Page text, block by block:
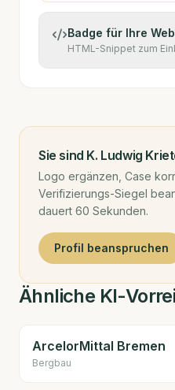
Badge für Ihre
HTML-Snippet zum
Sie sind K. Ludwig
Logo ergänzen, Case
Verifizierungs-Siegel
dauert 60 Sekunden.
Profil beanspruchen
Ähnliche KI-
ArcelorMittal Bremen
Bergbau